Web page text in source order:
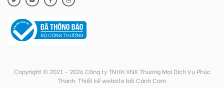
Copyright © 2021 - 2026 Công ty TNHH XNK Thương Mại Dịch Vụ Phúc
Thanh. Thiết kế website bởi Cánh Cam